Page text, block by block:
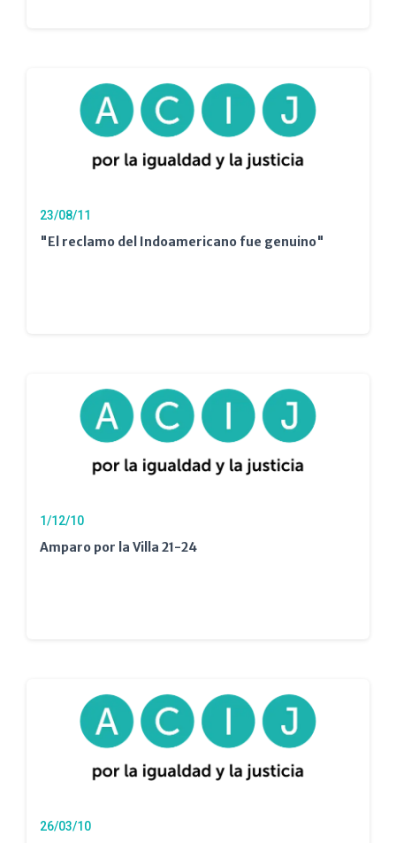
23/08/11
"El reclamo del Indoamericano fue genuino"
1/12/10
Amparo por la Villa 21-24
26/03/10